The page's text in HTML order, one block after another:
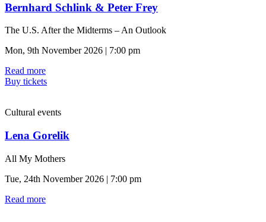
Bernhard Schlink & Peter Frey
The U.S. After the Midterms – An Outlook
Mon, 9th November 2026 | 7:00 pm
Read more
Buy tickets
Cultural events
Lena Gorelik
All My Mothers
Tue, 24th November 2026 | 7:00 pm
Read more